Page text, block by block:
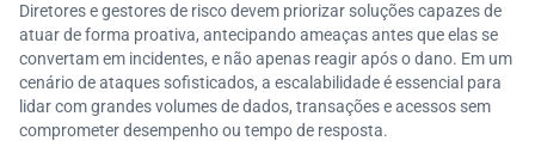
Diretores e gestores de risco devem priorizar soluções capazes de
atuar de forma proativa, antecipando ameaças antes que elas se
convertam em incidentes, e não apenas reagir após o dano. Em um
cenário de ataques sofisticados, a escalabilidade é essencial para
lidar com grandes volumes de dados, transações e acessos sem
comprometer desempenho ou tempo de resposta.